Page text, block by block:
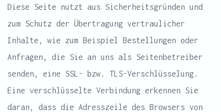
Diese Seite nutzt aus Sicherheitsgründen und
zum Schutz der Übertragung vertraulicher
Inhalte, wie zum Beispiel Bestellungen oder
Anfragen, die Sie an uns als Seitenbetreiber
senden, eine SSL- bzw. TLS-Verschlüsselung.
Eine verschlüsselte Verbindung erkennen Sie
daran, dass die Adresszeile des Browsers von